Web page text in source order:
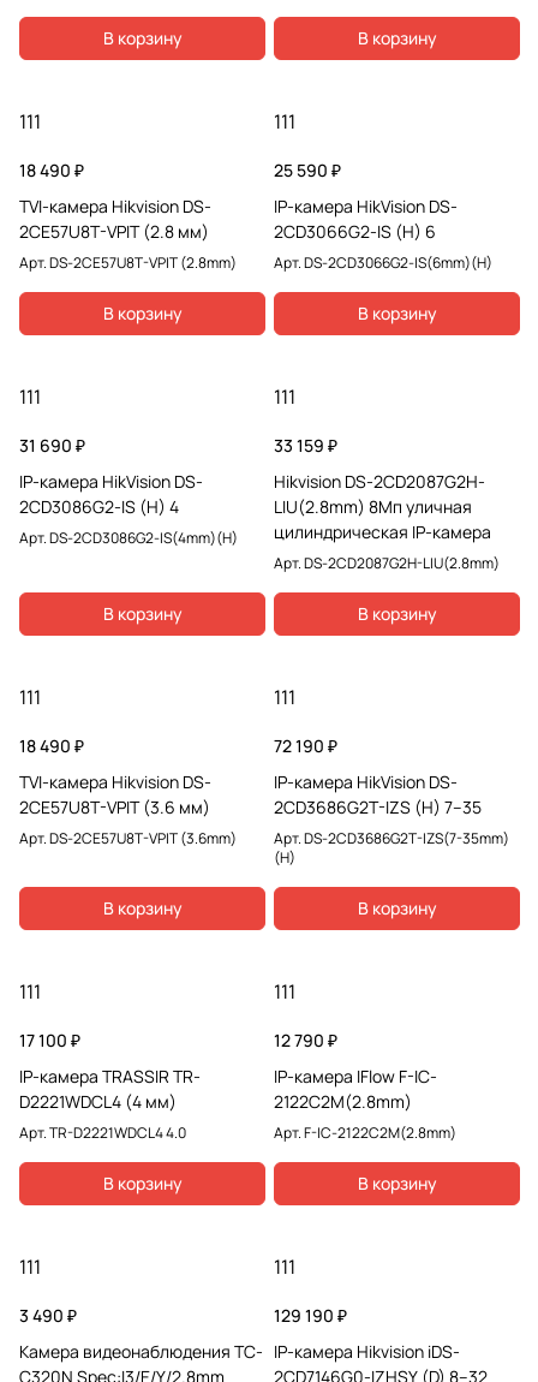
В корзину В корзину
111
18 490 ₽
TVI-камера Hikvision DS-
2CE57U8T-VPIT (2.8 мм)
Арт.DS-2CE57U8T-VPIT (2.8mm)
В корзину
111
25 590 ₽
IP-камера HikVision DS-
2CD3066G2-IS (H) 6
Арт.DS-2CD3066G2-IS(6mm)(H)
В корзину
111
31 690 ₽
IP-камера HikVision DS-
2CD3086G2-IS (H) 4
Арт.DS-2CD3086G2-IS(4mm)(H)
В корзину
111
33 159 ₽
Hikvision DS-2CD2087G2H-
LIU(2.8mm) 8Мп уличная
цилиндрическая IP-камера
Арт.DS-2CD2087G2H-LIU(2.8mm)
В корзину
111
18 490 ₽
TVI-камера Hikvision DS-
2CE57U8T-VPIT (3.6 мм)
Арт.DS-2CE57U8T-VPIT (3.6mm)
В корзину
111
72 190 ₽
IP-камера HikVision DS-
2CD3686G2T-IZS (H) 7–35
Арт.DS-2CD3686G2T-IZS(7-35mm)
(H)
В корзину
111
17 100 ₽
IP-камера TRASSIR TR-
D2221WDCL4 (4 мм)
Арт.TR-D2221WDCL4 4.0
В корзину
111
12 790 ₽
IP-камера IFlow F-IC-
2122C2M(2.8mm)
Арт.F-IC-2122C2M(2.8mm)
В корзину
111
3 490 ₽
Камера видеонаблюдения TC-
C320N Spec:I3/E/Y/2.8mm
111
129 190 ₽
IP-камера Hikvision iDS-
2CD7146G0-IZHSY (D) 8–32